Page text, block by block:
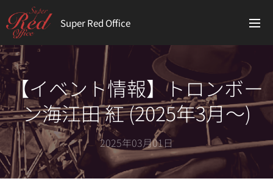
Super Red Office
【イベント情報】トロンボー
ン海江田 紅 (2025年3月〜)
2025年03月01日